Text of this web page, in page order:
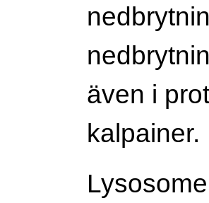
även i
kalpainer.